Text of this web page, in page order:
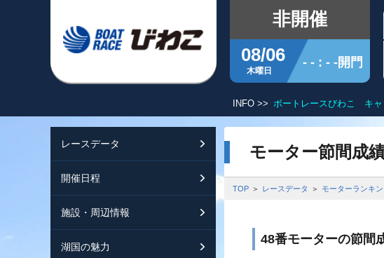
非開催
08/06
木曜日
- - : - -開門
レースデータ シリーズインデックス
レース展望
ボートデータ
開催日程
開催日程
開催日程（年間）
施設・周辺情報
交通ガイド
施設ガイド
ボートレースびわこを知る
湖国の魅力
特設バックナンバー
淡海ポイント倶楽部
INFO >> ボートレースびわこ キャ
モーター節間成
TOP レースデータ モーターランキ
48番モーターの節間